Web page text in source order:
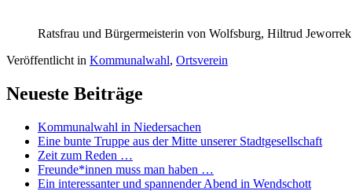
Ratsfrau und Bürgermeisterin von Wolfsburg, Hiltrud Jeworrek
Veröffentlicht in Kommunalwahl, Ortsverein
Neueste Beiträge
Kommunalwahl in Niedersachen
Eine bunte Truppe aus der Mitte unserer Stadtgesellschaft
Zeit zum Reden …
Freunde*innen muss man haben …
Ein interessanter und spannender Abend in Wendschott